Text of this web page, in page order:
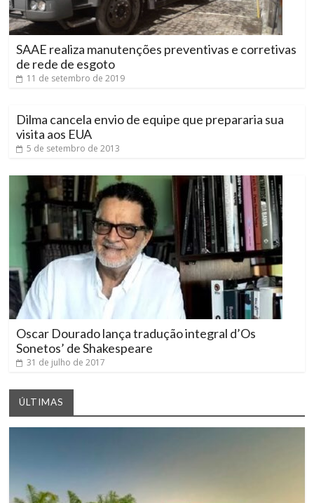
SAAE realiza manutenções preventivas e corretivas
de rede de esgoto
11 de setembro de 2019
Dilma cancela envio de equipe que prepararia sua
visita aos EUA
5 de setembro de 2013
Oscar Dourado lança tradução integral d’Os
Sonetos’ de Shakespeare
31 de julho de 2017
ÚLTIMAS